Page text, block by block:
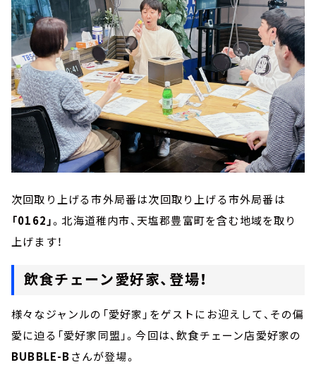
次回取り上げる市外局番は次回取り上げる市外局番は
「0162」。北海道稚内市、天塩郡豊富町を含む地域を取り
上げます！
飲食チェーン愛好家、登場！
様々なジャンルの「愛好家」をゲストにお迎えして、その偏
愛に迫る「愛好家同盟」。今回は、飲食チェーン店愛好家の
BUBBLE-Bさんが登場。